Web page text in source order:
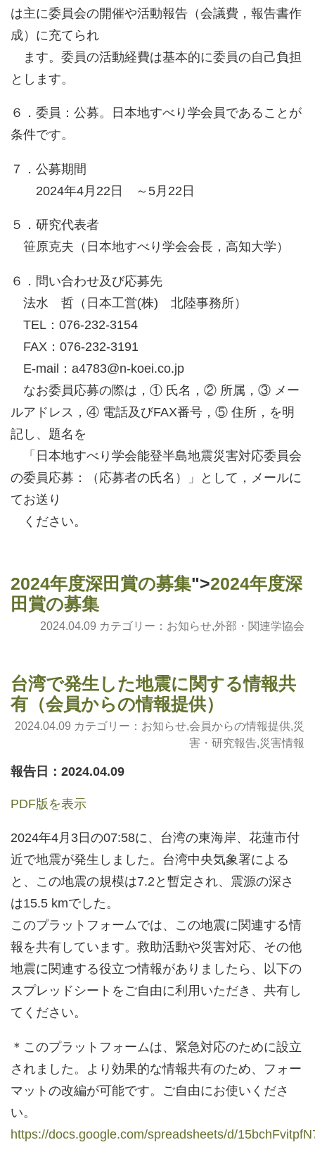
は主に委員会の開催や活動報告（会議費，報告書作
成）に充てられ
ます。委員の活動経費は基本的に委員の自己負担
とします。
６．委員：公募。日本地すべり学会員であることが
条件です。
７．公募期間
2024年4月22日 ～5月22日
５．研究代表者
笹原克夫（日本地すべり学会会長，高知大学）
６．問い合わせ及び応募先
法水 哲（日本工営(株) 北陸事務所）
TEL：076-232-3154
FAX：076-232-3191
E-mail：a4783@n-koei.co.jp
なお委員応募の際は，① 氏名，② 所属，③ メー
ルアドレス，④ 電話及びFAX番号，⑤ 住所，を明
記し、題名を
「日本地すべり学会能登半島地震災害対応委員会
の委員応募：（応募者の氏名）」として，メールに
てお送り
ください。
2024年度深田賞の募集">2024年度深
田賞の募集
2024.04.09 カテゴリー： お知らせ,外部・関連学協会
台湾で発生した地震に関する情報共
有（会員からの情報提供）
2024.04.09 カテゴリー： お知らせ,会員からの情報提供,災
害・研究報告,災害情報
報告日：2024.04.09
PDF版を表示
2024年4月3日の07:58に、台湾の東海岸、花蓮市付
近で地震が発生しました。台湾中央気象署による
と、この地震の規模は7.2と暫定され、震源の深さ
は15.5 kmでした。
このプラットフォームでは、この地震に関連する情
報を共有しています。救助活動や災害対応、その他
地震に関連する役立つ情報がありましたら、以下の
スプレッドシートをご自由に利用いただき、共有し
てください。
＊このプラットフォームは、緊急対応のために設立
されました。より効果的な情報共有のため、フォー
マットの改編が可能です。ご自由にお使いくださ
い。
https://docs.google.com/spreadsheets/d/